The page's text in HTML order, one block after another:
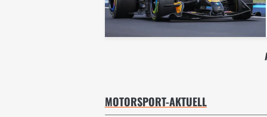
MOTORSPORT-AKTUELL